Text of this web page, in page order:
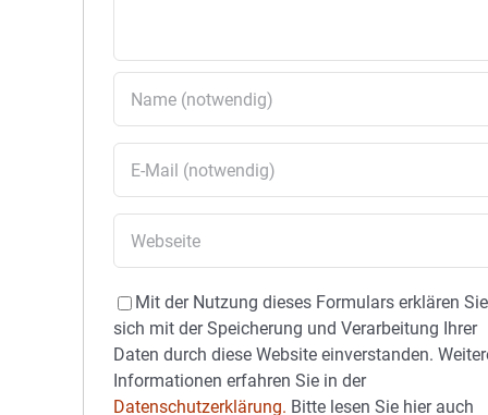
Mit der Nutzung dieses Formulars erklären Sie
sich mit der Speicherung und Verarbeitung Ihrer
Daten durch diese Website einverstanden.
Informationen erfahren Sie in der
Datenschutzerklärung. Bitte lesen Sie hier auch